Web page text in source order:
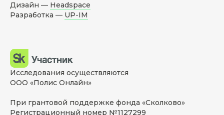
Дизайн — Headspace
Разработка — UP-IM
Исследования осуществляются
ООО «Полис Онлайн»
При грантовой поддержке фонда «Сколково»
Регистрационный номер №1127299